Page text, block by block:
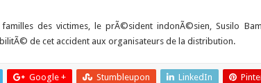
des victimes, le prÃ©sident indonÃ©sien, Susilo
de cet accident aux organisateurs de la distribution.
Google + Stumbleupon LinkedIn